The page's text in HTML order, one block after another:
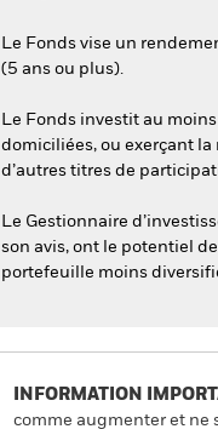
Le Fonds vise un
(5 ans ou plus).
Le Fonds investit au
domiciliées, ou exerçant
d’autres titres de
Le Gestionnaire
son avis, ont le potentiel
portefeuille moins
INFORMATION
comme augmenter et ne